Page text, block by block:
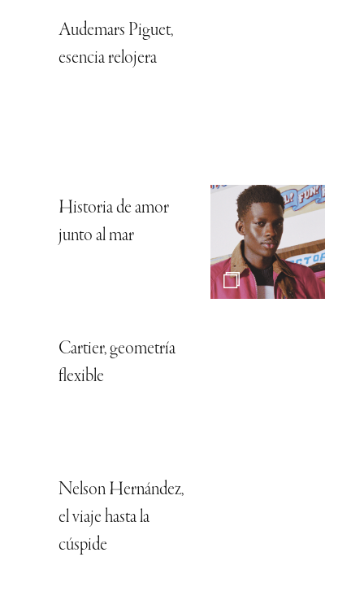
Audemars Piguet,
esencia relojera
Historia de amor
junto al mar
Cartier, geometría
flexible
Nelson Hernández,
el viaje hasta la
cúspide